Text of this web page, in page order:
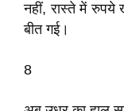
नहीं, रास्ते में रुपये
बीत गई।
8